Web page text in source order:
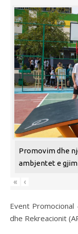
Promovim dhe
ambjentet e
« ‹
Event Promocional
dhe Rekreacionit